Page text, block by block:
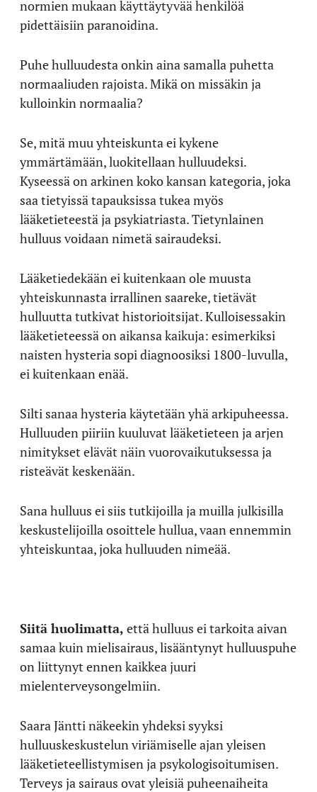
normien mukaan käyttäytyvää henkilöä
pidettäisiin paranoidina.
Puhe hulluudesta onkin aina samalla puhetta
normaaliuden rajoista. Mikä on missäkin ja
kulloinkin normaalia?
Se, mitä muu yhteiskunta ei kykene
ymmärtämään, luokitellaan hulluudeksi.
Kyseessä on arkinen koko kansan kategoria, joka
saa tietyissä tapauksissa tukea myös
lääketieteestä ja psykiatriasta. Tietynlainen
hulluus voidaan nimetä sairaudeksi.
Lääketiedekään ei kuitenkaan ole muusta
yhteiskunnasta irrallinen saareke, tietävät
hulluutta tutkivat historioitsijat. Kulloisessakin
lääketieteessä on aikansa kaikuja: esimerkiksi
naisten hysteria sopi diagnoosiksi 1800-luvulla,
ei kuitenkaan enää.
Silti sanaa hysteria käytetään yhä arkipuheessa.
Hulluuden piiriin kuuluvat lääketieteen ja arjen
nimitykset elävät näin vuorovaikutuksessa ja
risteävät keskenään.
Sana hulluus ei siis tutkijoilla ja muilla julkisilla
keskustelijoilla osoittele hullua, vaan ennemmin
yhteiskuntaa, joka hulluuden nimeää.
Siitä huolimatta, että hulluus ei tarkoita aivan
samaa kuin mielisairaus, lisääntynyt hulluuspuhe
on liittynyt ennen kaikkea juuri
mielenterveysongelmiin.
Saara Jäntti näkeekin yhdeksi syyksi
hulluuskeskustelun viriämiselle ajan yleisen
lääketieteellistymisen ja psykologisoitumisen.
Terveys ja sairaus ovat yleisiä puheenaiheita